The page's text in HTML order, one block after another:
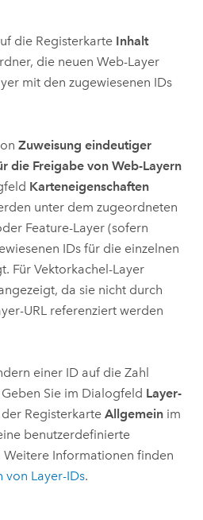
die Registerkarte Inhalt
die neuen Web-Layer
mit den zugewiesenen IDs
Zuweisung eindeutiger
die Freigabe von Web-Layern
Karteneigenschaften
unter dem zugeordneten
Feature-Layer (sofern
IDs für die einzelnen
Für Vektorkachel-Layer
da sie nicht durch
URL referenziert werden
einer ID auf die Zahl
Sie im Dialogfeld Layer-
Registerkarte Allgemeinim
benutzerdefinierte
Weitere Informationen finden
von Layer-IDs.